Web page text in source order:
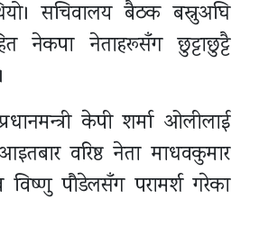
सचिवालय बैठक बस्नुअघि
नेकपा नेताहरूसँग छुट्टाछुट्टै
केपी शर्मा ओलीलाई
वरिष्ठ नेता माधवकुमार
पौडेलसँग परामर्श गरेका